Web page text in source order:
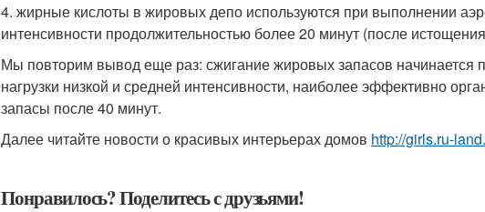
4. жирные кислоты в жировых депо используются при выполнении
интенсивности продолжительностью более 20 минут (после
Мы повторим вывод еще раз: сжигание жировых запасов начинается
нагрузки низкой и средней интенсивности, наиболее эффективно
запасы после 40 минут.
Далее читайте новости о красивых интерьерах домов http://girls.ru-
Понравилось? Поделитесь с друзьями!